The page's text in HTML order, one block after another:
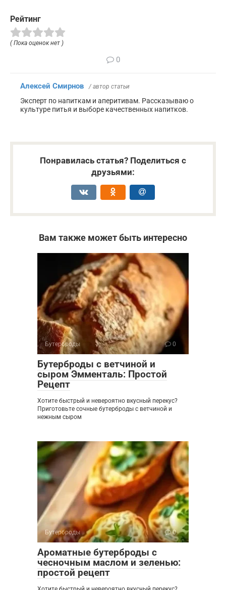
Рейтинг
( Пока оценок нет )
0
Алексей Смирнов / автор статьи
Эксперт по напиткам и аперитивам. Рассказываю о
культуре питья и выборе качественных напитков.
Понравилась статья? Поделиться с
друзьями:
Вам также может быть интересно
Бутерброды 0
Бутерброды с ветчиной и
сыром Эмменталь: Простой
Рецепт
Хотите быстрый и невероятно вкусный перекус?
Приготовьте сочные бутерброды с ветчиной и
нежным сыром
Бутерброды 0
Ароматные бутерброды с
чесночным маслом и зеленью:
простой рецепт